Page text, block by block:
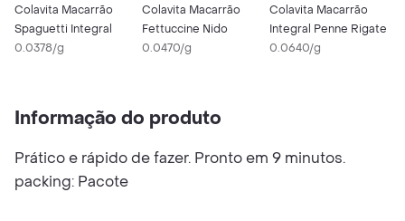
Colavita Macarrão
Spaguetti Integral
0.0378/g
Colavita Macarrão
Fettuccine Nido
0.0470/g
Colavita Macarrão
Integral Penne Rigate
0.0640/g
Informação do produto
Prático e rápido de fazer. Pronto em 9 minutos.
packing: Pacote